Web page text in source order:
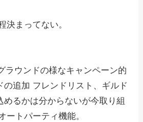
決まってない。
ラウンドの様なキャンペーン的
の追加 フレンドリスト、ギルド
めるかは分からないが今取り組
ートパーティ機能。